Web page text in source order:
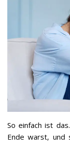
So einfach ist
Ende warst, und